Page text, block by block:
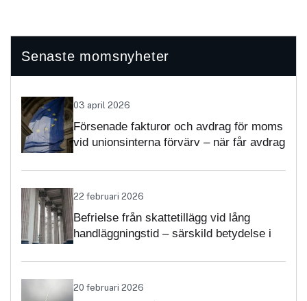
Senaste momsnyheter
03 april 2026
Försenade fakturor och avdrag för moms
vid unionsinterna förvärv – när får avdrag
22 februari 2026
Befrielse från skattetillägg vid lång
handläggningstid – särskild betydelse i
20 februari 2026